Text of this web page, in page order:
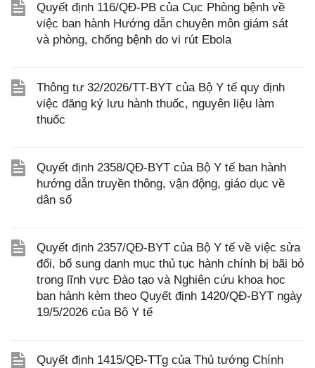
Quyết định 116/QĐ-PB của Cục Phòng bệnh về
việc ban hành Hướng dẫn chuyên môn giám sát
và phòng, chống bệnh do vi rút Ebola
Thông tư 32/2026/TT-BYT của Bộ Y tế quy định
việc đăng ký lưu hành thuốc, nguyên liệu làm
thuốc
Quyết định 2358/QĐ-BYT của Bộ Y tế ban hành
hướng dẫn truyền thông, vận động, giáo dục về
dân số
Quyết định 2357/QĐ-BYT của Bộ Y tế về việc sửa
đổi, bổ sung danh mục thủ tục hành chính bị bãi bỏ
trong lĩnh vực Đào tạo và Nghiên cứu khoa học
ban hành kèm theo Quyết định 1420/QĐ-BYT ngày
19/5/2026 của Bộ Y tế
Quyết định 1415/QĐ-TTg của Thủ tướng Chính